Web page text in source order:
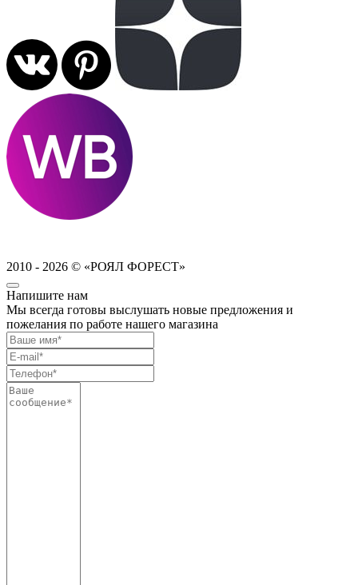
2010 - 2026 © «РОЯЛ ФОРЕСТ»
Напишите нам
Мы всегда готовы выслушать новые предложения и
пожелания по работе нашего магазина